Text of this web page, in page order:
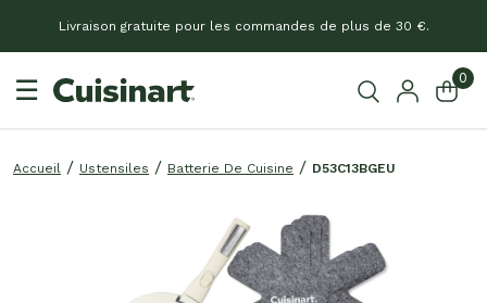
Livraison gratuite pour les commandes de plus de 30 €.
☰ 0
Accueil Ustensiles Batterie De Cuisine D53C13BGEU